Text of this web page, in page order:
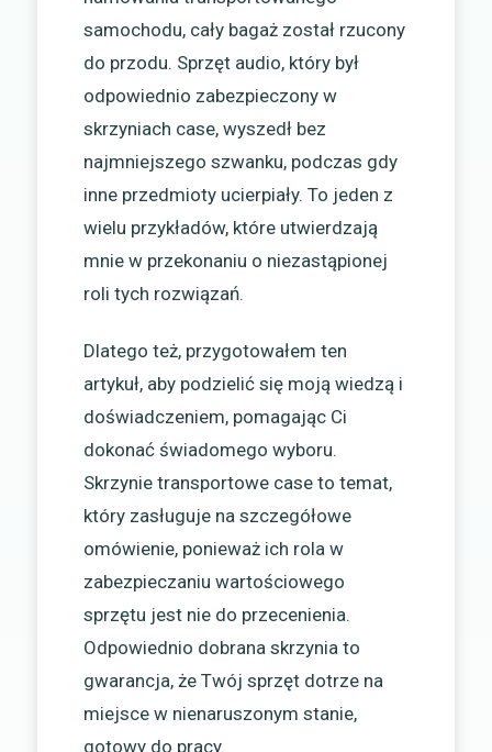
samochodu, cały bagaż został rzucony
do przodu. Sprzęt audio, który był
odpowiednio zabezpieczony w
skrzyniach case, wyszedł bez
najmniejszego szwanku, podczas gdy
inne przedmioty ucierpiały. To jeden z
wielu przykładów, które utwierdzają
mnie w przekonaniu o niezastąpionej
roli tych rozwiązań.
Dlatego też, przygotowałem ten
artykuł, aby podzielić się moją wiedzą i
doświadczeniem, pomagając Ci
dokonać świadomego wyboru.
Skrzynie transportowe case to temat,
który zasługuje na szczegółowe
omówienie, ponieważ ich rola w
zabezpieczaniu wartościowego
sprzętu jest nie do przecenienia.
Odpowiednio dobrana skrzynia to
gwarancja, że Twój sprzęt dotrze na
miejsce w nienaruszonym stanie,
gotowy do pracy.